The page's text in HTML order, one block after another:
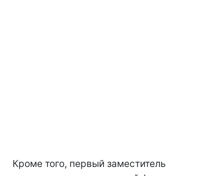
Кроме того, первый заместитель